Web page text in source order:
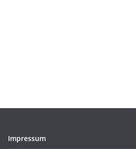
Impressum